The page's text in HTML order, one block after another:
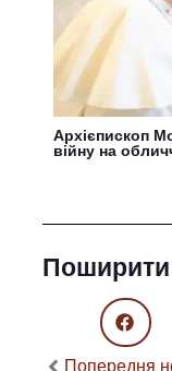
Архієпископ
війну на
Попередня